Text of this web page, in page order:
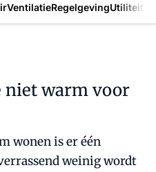
VentilatieRegelgevingUtiliteit
niet warm voor
wonen is er één
weinig wordt